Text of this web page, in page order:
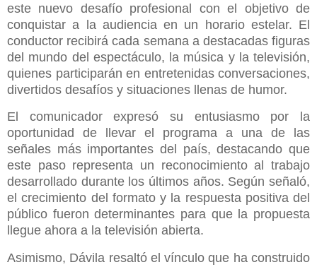
este nuevo desafío profesional con el objetivo de
conquistar a la audiencia en un horario estelar. El
conductor recibirá cada semana a destacadas figuras
del mundo del espectáculo, la música y la televisión,
quienes participarán en entretenidas conversaciones,
divertidos desafíos y situaciones llenas de humor.
El comunicador expresó su entusiasmo por la
oportunidad de llevar el programa a una de las
señales más importantes del país, destacando que
este paso representa un reconocimiento al trabajo
desarrollado durante los últimos años. Según señaló,
el crecimiento del formato y la respuesta positiva del
público fueron determinantes para que la propuesta
llegue ahora a la televisión abierta.
Asimismo, Dávila resaltó el vínculo que ha construido